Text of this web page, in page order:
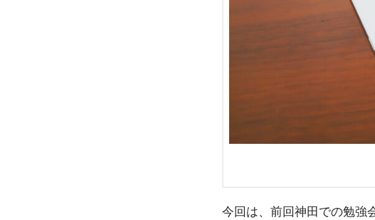
今回は、前回神田での勉強